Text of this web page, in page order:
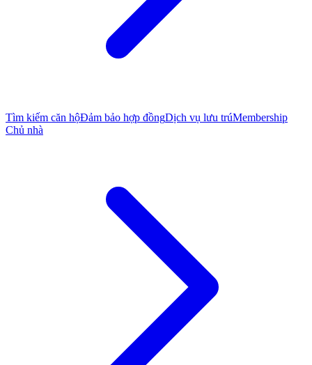
Tìm kiếm căn hộĐảm bảo hợp đồngDịch vụ lưu trúMembership
Chủ nhà